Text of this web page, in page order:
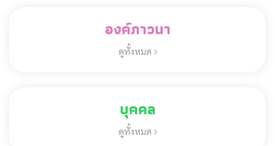
องค์ภาวนา
ดูทั้งหมด
บุคคล
ดูทั้งหมด